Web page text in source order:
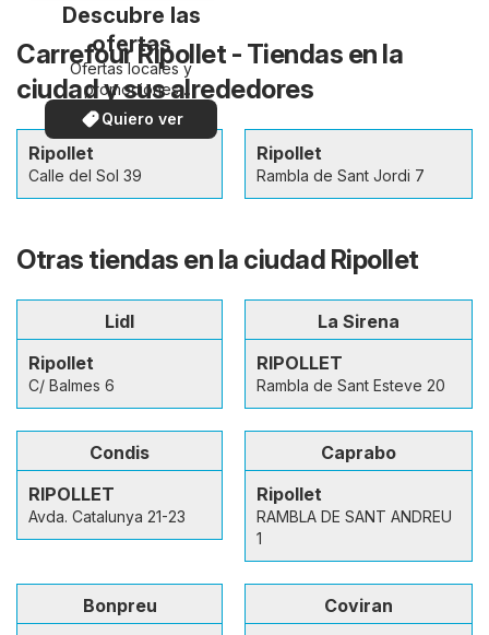
Descubre las
ofertas
Ofertas locales y
promociones
especiales.
Quiero ver
Carrefour Ripollet - Tiendas en la
ciudad y sus alrededores
Ripollet
Calle del Sol 39
Ripollet
Rambla de Sant Jordi 7
Otras tiendas en la ciudad Ripollet
Lidl
Ripollet
C/ Balmes 6
La Sirena
RIPOLLET
Rambla de Sant Esteve 20
Condis
RIPOLLET
Avda. Catalunya 21-23
Caprabo
Ripollet
RAMBLA DE SANT ANDREU
1
Bonpreu
Coviran